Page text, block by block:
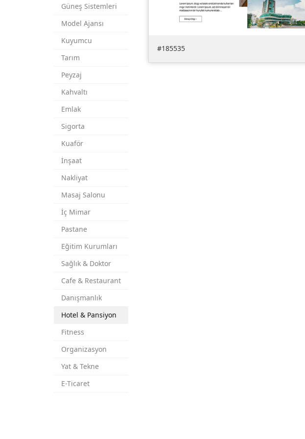
Güneş Sistemleri
Model Ajansı
Kuyumcu
Tarım
Peyzaj
Kahvaltı
Emlak
Sigorta
Kuaför
İnşaat
Nakliyat
Masaj Salonu
İç Mimar
Pastane
Eğitim Kurumları
Sağlık & Doktor
Cafe & Restaurant
Danışmanlık
Hotel & Pansiyon
Fitness
Organizasyon
Yat & Tekne
E-Ticaret
#185535